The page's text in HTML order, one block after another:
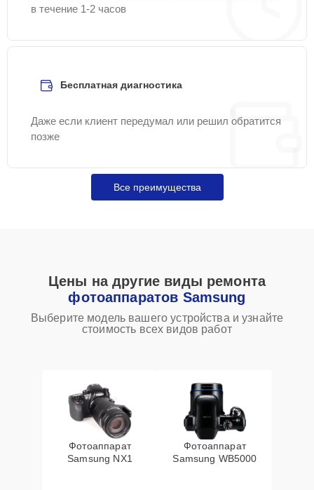
в течение 1-2 часов
Бесплатная диагностика
Даже если клиент передумал или решил обратится
позже
Все преимущества
Цены на другие виды ремонта
фотоаппаратов Samsung
Выберите модель вашего устройства и узнайте
стоимость всех видов работ
Фотоаппарат
Samsung NX1
Фотоаппарат
Samsung WB5000